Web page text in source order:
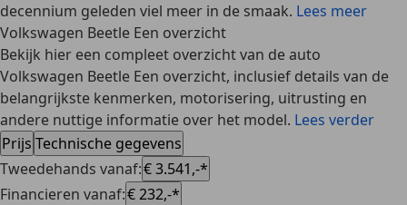
decennium geleden viel meer in de smaak. Lees meer
Volkswagen Beetle Een overzicht
Bekijk hier een compleet overzicht van de auto
Volkswagen Beetle Een overzicht, inclusief details van de
belangrijkste kenmerken, motorisering, uitrusting en
andere nuttige informatie over het model. Lees verder
Prijs Technische gegevens
Tweedehands vanaf:€ 3.541,-*
Financieren vanaf:€ 232,-*